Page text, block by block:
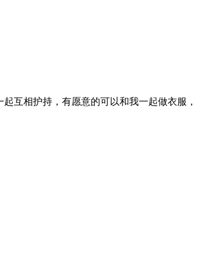
互相护持，有愿意的可以和我一起做衣服，